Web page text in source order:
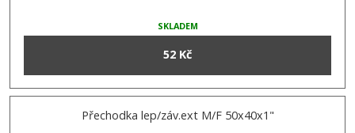
SKLADEM
52 Kč
Přechodka lep/záv.ext M/F 50x40x1"